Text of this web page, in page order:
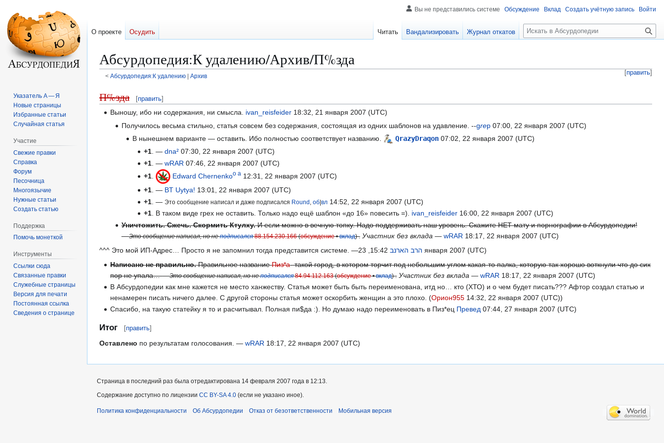
Абсурдопедия:К удалению/Архив/П%зда
[править]
< Абсурдопедия:К удалению| Архив
Перейти
к
навигации
Перейти
к
поиску
П%зда [править]
Выношу, ибо ни содержания, ни смысла. ivan_reisfeider 18:32, 21 января 2007 (UTC)
Получилось весьма стильно, статья совсем без содержания, состоящая из одних шаблонов на удавление. --grep07:00, 22 января 2007 (UTC)
В нынешнем варианте — оставить. Ибо полностью соответствует названию.
QrazyDraqon 07:02, 22 января 2007 (UTC)
+1. — dna²07:30, 22 января 2007 (UTC)
+1. — wRAR 07:46, 22 января 2007 (UTC)
+1. Edward Chernenkoo a12:31, 22 января 2007 (UTC)
+1. — BT Uytya! 13:01, 22 января 2007 (UTC)
+1. — Это сообщение написал и даже подписался Round об|вл14:52, 22 января 2007 (UTC)
+1. В таком виде грех не оставить. Только надо ещё шаблон «до 16» повесить =). ivan_reisfeider16:00, 22 января 2007 (UTC)
Уничтожить. Сжечь. Скормить Ктулху.И если можно в вечную топку. Надо поддерживать наш уровень. Скажите НЕТ мату и порнографии в Абсурдопедии!
—Это сообщение написал, но неподписался 88.154.230.166(обсуждение•вклад) . Участник без вклада — wRAR 18:17, 22 января 2007 (UTC)
^^^ Это мой ИП-Адрес… Просто я не запомнил тогда представится системе. —
הרב הארנב 15:42, 23 января 2007 (UTC)
Написано не правильно.Правильное названиеПиз*а- такой город, в котором торчит под небольшим углом какая-то палка, которую так хорошо воткнули что до сих
пор не упала…—Это сообщение написал, но неподписался 84.94.112.163(обсуждение•вклад) . Участник без вклада —wRAR 18:17, 22 января 2007 (UTC)
В Абсурдопедии как мне кажется не место ханжеству. Статья может быть быть переименована, итд но… кто (ХТО) и о чем будет писать??? Афтор создал статью и
ненамерен писать ничего далее. С другой стороны статья может оскорбить женщин а это плохо. (Орион955 14:32, 22 января 2007 (UTC))
Спасибо, на такую статейку я то и расчитывал. Полная пи$да :). Но думаю надо переименовать в Пиз*ец Превед 07:44, 27 января 2007 (UTC)
Итог [править]
Оставлено по результатам голосования. — wRAR 18:17, 22 января 2007 (UTC)
Вы не представились системе Обсуждение Вклад Создать учётную запись Войти
О проекте Осудить Читать Вандализировать Журнал откатов
П
о
к
Указатель А — Я
Новые страницы
Избранные статьи
Случайная статья
Участие
Свежие правки
Справка
Форум
Песочница
Многоязычие
Нужные статьи
Создать статью
Поддержка
Помочь монеткой
Инструменты
Ссылки сюда
Связанные правки
Служебные страницы
Версия для печати
Постоянная ссылка
Сведения о странице
Страница в последний раз была отредактирована 14 февраля 2007 года в 12:13.
Содержание доступно по лицензии CC BY-SA 4.0 (если не указано иное).
Политика конфиденциальности Об Абсурдопедии Отказ от безответственности Мобильная версия